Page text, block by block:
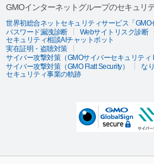
GMOインターネットグループのセキュリ
世界初総合ネットセキュリティサービス「GMO
パスワード漏洩診断
Webサイトリスク診断
セキュリティ相談AIチャットボット
実在証明・盗聴対策
サイバー攻撃対策（GMOサイバーセキュリティ
サイバー攻撃対策（GMO Flatt Security）
な
セキュリティ事業の軌跡